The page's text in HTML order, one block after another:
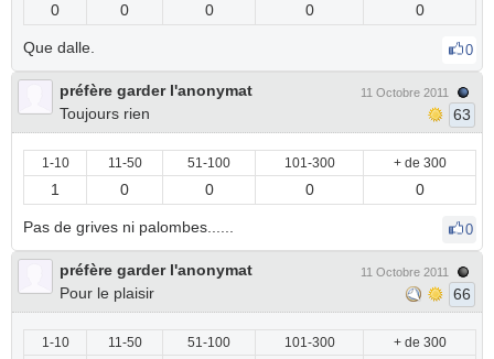
0 0 0 0 0
Que dalle. 0
préfère garder l'anonymat
Toujours rien
11 Octobre 2011
63
1-10 11-50 51-100 101-300 + de 300
1 0 0 0 0
Pas de grives ni palombes...... 0
préfère garder l'anonymat
Pour le plaisir
11 Octobre 2011
66
1-10 11-50 51-100 101-300 + de 300